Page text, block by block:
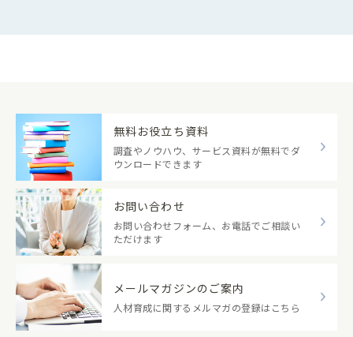
無料お役立ち資料
調査やノウハウ、サービス資料が無料でダ
ウンロードできます
お問い合わせ
お問い合わせフォーム、お電話でご相談い
ただけます
メールマガジンのご案内
人材育成に関するメルマガの登録はこちら